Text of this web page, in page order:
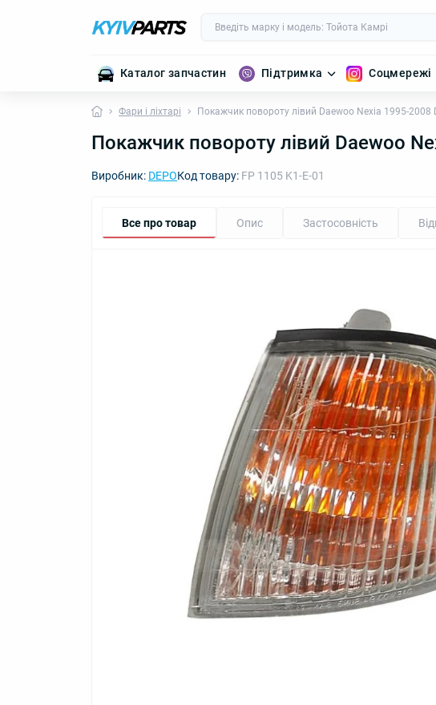
Каталог запчастин Підтримка Соцмережі
Фари і ліхтарі Покажчик повороту лівий Daewoo Nexia 1995-2008
Покажчик повороту лівий Daewoo
Виробник: DEPOКод товару: FP 1105 K1-E-01
Все про товар Опис Застосовність